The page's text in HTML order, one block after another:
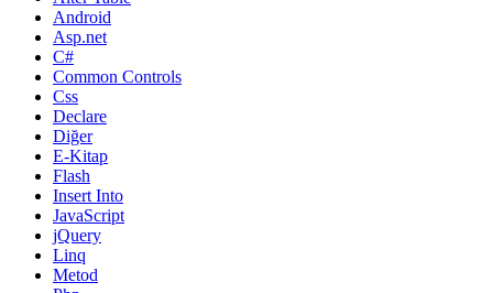
Android
Asp.net
C#
Common Controls
Css
Declare
Diğer
E-Kitap
Flash
Insert Into
JavaScript
jQuery
Linq
Metod